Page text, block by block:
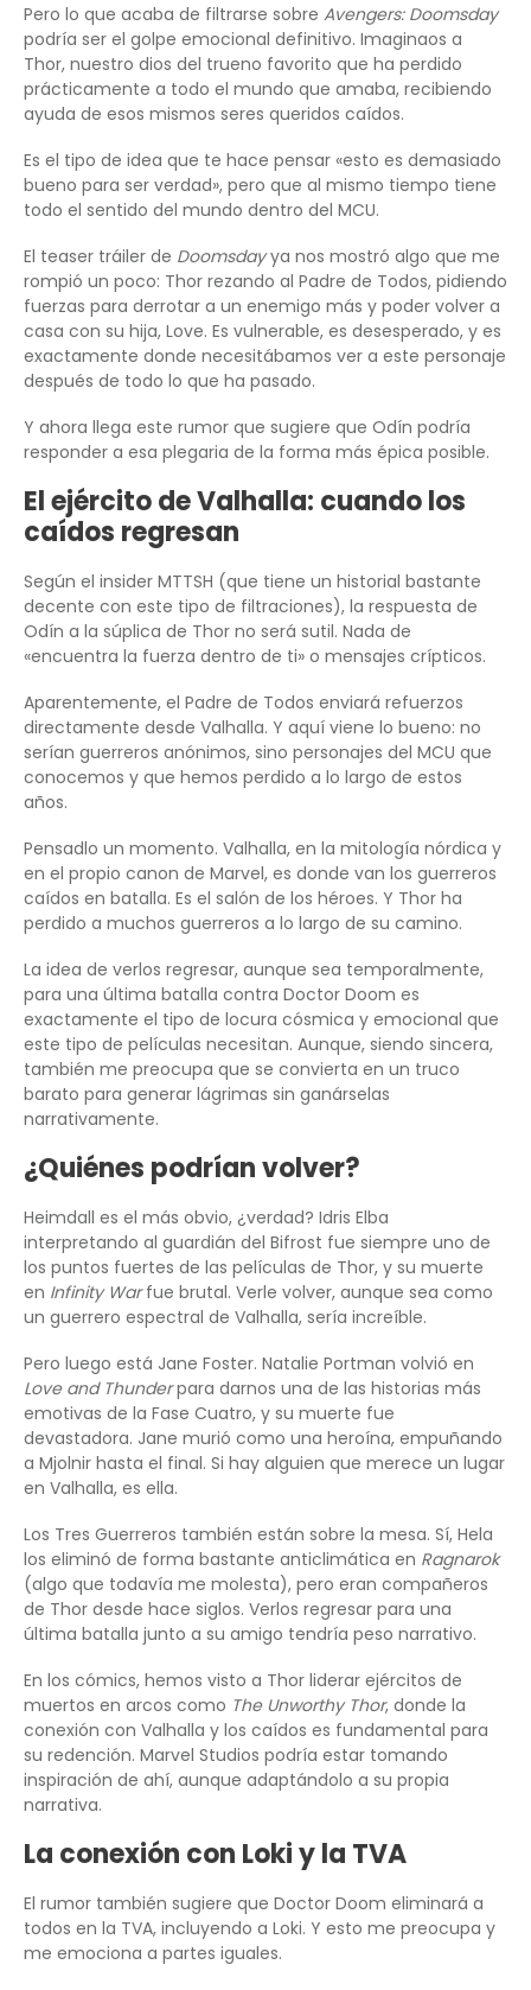
Pero lo que acaba de filtrarse sobre Avengers: Doomsday
podría ser el golpe emocional definitivo. Imaginaos a
Thor, nuestro dios del trueno favorito que ha perdido
prácticamente a todo el mundo que amaba, recibiendo
ayuda de esos mismos seres queridos caídos.
Es el tipo de idea que te hace pensar «esto es demasiado
bueno para ser verdad», pero que al mismo tiempo tiene
todo el sentido del mundo dentro del MCU.
El teaser tráiler de Doomsdayya nos mostró algo que me
rompió un poco: Thor rezando al Padre de Todos, pidiendo
fuerzas para derrotar a un enemigo más y poder volver a
casa con su hija, Love. Es vulnerable, es desesperado, y es
exactamente donde necesitábamos ver a este personaje
después de todo lo que ha pasado.
Y ahora llega este rumor que sugiere que Odín podría
responder a esa plegaria de la forma más épica posible.
El ejército de Valhalla: cuando los
caídos regresan
Según el insider MTTSH (que tiene un historial bastante
decente con este tipo de filtraciones), la respuesta de
Odín a la súplica de Thor no será sutil. Nada de
«encuentra la fuerza dentro de ti» o mensajes crípticos.
Aparentemente, el Padre de Todos enviará refuerzos
directamente desde Valhalla. Y aquí viene lo bueno: no
serían guerreros anónimos, sino personajes del MCU que
conocemos y que hemos perdido a lo largo de estos
años.
Pensadlo un momento. Valhalla, en la mitología nórdica y
en el propio canon de Marvel, es donde van los guerreros
caídos en batalla. Es el salón de los héroes. Y Thor ha
perdido a muchos guerreros a lo largo de su camino.
La idea de verlos regresar, aunque sea temporalmente,
para una última batalla contra Doctor Doom es
exactamente el tipo de locura cósmica y emocional que
este tipo de películas necesitan. Aunque, siendo sincera,
también me preocupa que se convierta en un truco
barato para generar lágrimas sin ganárselas
narrativamente.
¿Quiénes podrían volver?
Heimdall es el más obvio, ¿verdad? Idris Elba
interpretando al guardián del Bifrost fue siempre uno de
los puntos fuertes de las películas de Thor, y su muerte
en Infinity Warfue brutal. Verle volver, aunque sea como
un guerrero espectral de Valhalla, sería increíble.
Pero luego está Jane Foster. Natalie Portman volvió en
Love and Thunderpara darnos una de las historias más
emotivas de la Fase Cuatro, y su muerte fue
devastadora. Jane murió como una heroína, empuñando
a Mjolnir hasta el final. Si hay alguien que merece un lugar
en Valhalla, es ella.
Los Tres Guerreros también están sobre la mesa. Sí, Hela
los eliminó de forma bastante anticlimática en Ragnarok
(algo que todavía me molesta), pero eran compañeros
de Thor desde hace siglos. Verlos regresar para una
última batalla junto a su amigo tendría peso narrativo.
En los cómics, hemos visto a Thor liderar ejércitos de
muertos en arcos como The Unworthy Thor, donde la
conexión con Valhalla y los caídos es fundamental para
su redención. Marvel Studios podría estar tomando
inspiración de ahí, aunque adaptándolo a su propia
narrativa.
La conexión con Loki y la TVA
El rumor también sugiere que Doctor Doom eliminará a
todos en la TVA, incluyendo a Loki. Y esto me preocupa y
me emociona a partes iguales.